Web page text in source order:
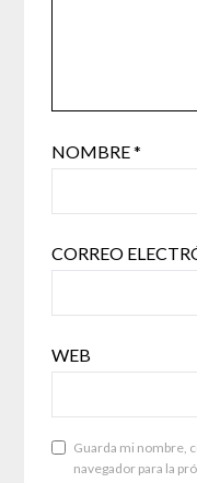
NOMBRE*
CORREO
WEB
Guarda mi nombre,
navegador para la